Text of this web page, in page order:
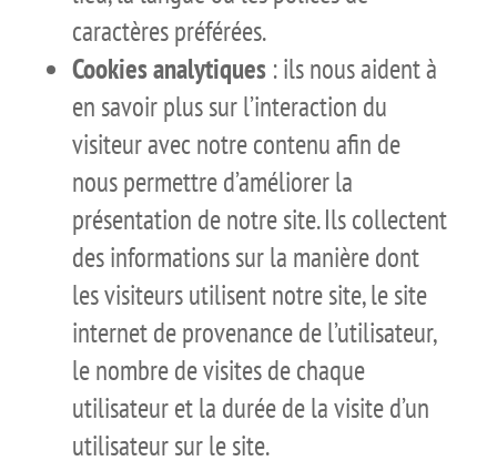
caractères préférées.
Cookies analytiques: ils nous aident à
en savoir plus sur l’interaction du
visiteur avec notre contenu afin de
nous permettre d’améliorer la
présentation de notre site. Ils collectent
des informations sur la manière dont
les visiteurs utilisent notre site, le site
internet de provenance de l’utilisateur,
le nombre de visites de chaque
utilisateur et la durée de la visite d’un
utilisateur sur le site.